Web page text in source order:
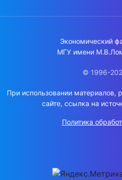
Экономический
МГУ имени
© 1996-
При использовании
сайте, ссылка на
Политика